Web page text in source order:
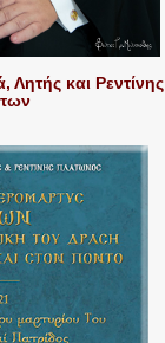
και Ρεντίνης